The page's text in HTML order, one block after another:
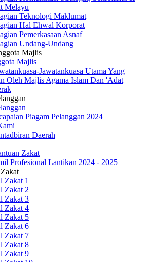
Melayu
Teknologi Maklumat
Hal Ehwal Korporat
Pemerkasaan Asnaf
Undang-Undang
Majlis
Majlis
Jawatankuasa Utama Yang
Oleh Majlis Agama Islam Dan 'Adat
Piagam Pelanggan 2024
Daerah
Zakat
Profesional Lantikan 2024 - 2025
Zakat 1
Zakat 2
Zakat 3
Zakat 4
Zakat 5
Zakat 6
Zakat 7
Zakat 8
Zakat 9